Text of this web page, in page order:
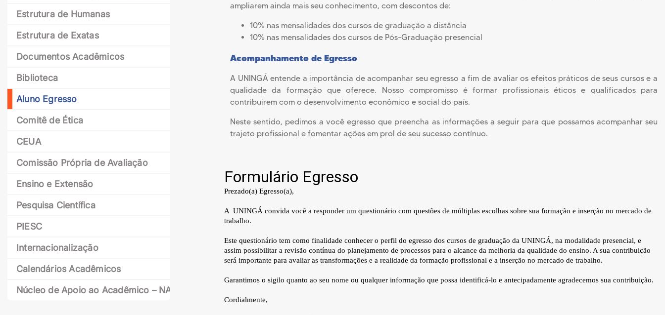
Estrutura de Humanas
Estrutura de Exatas
Documentos Acadêmicos
Biblioteca
Aluno Egresso
Comitê de Ética
CEUA
Comissão Própria de Avaliação
Ensino e Extensão
Pesquisa Científica
PIESC
Internacionalização
Calendários Acadêmicos
Núcleo de Apoio ao Acadêmico – NAAC
ampliarem ainda mais seu conhecimento, com descontos de:
10% nas mensalidades dos cursos de graduação a distância
10% nas mensalidades dos cursos de Pós-Graduação presencial
Acompanhamento de Egresso
A UNINGÁ entende a importância de acompanhar seu egresso a fim de avaliar os efeitos práticos de seus cursos e a
qualidade da formação que oferece. Nosso compromisso é formar profissionais éticos e qualificados para
contribuirem com o desenvolvimento econômico e social do país.
Neste sentido, pedimos a você egresso que preencha as informações a seguir para que possamos acompanhar seu
trajeto profissional e fomentar ações em prol de seu sucesso contínuo.